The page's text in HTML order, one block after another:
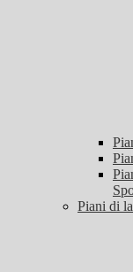
Piani di